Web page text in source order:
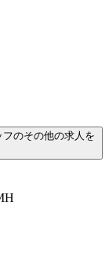
のその他の求人を